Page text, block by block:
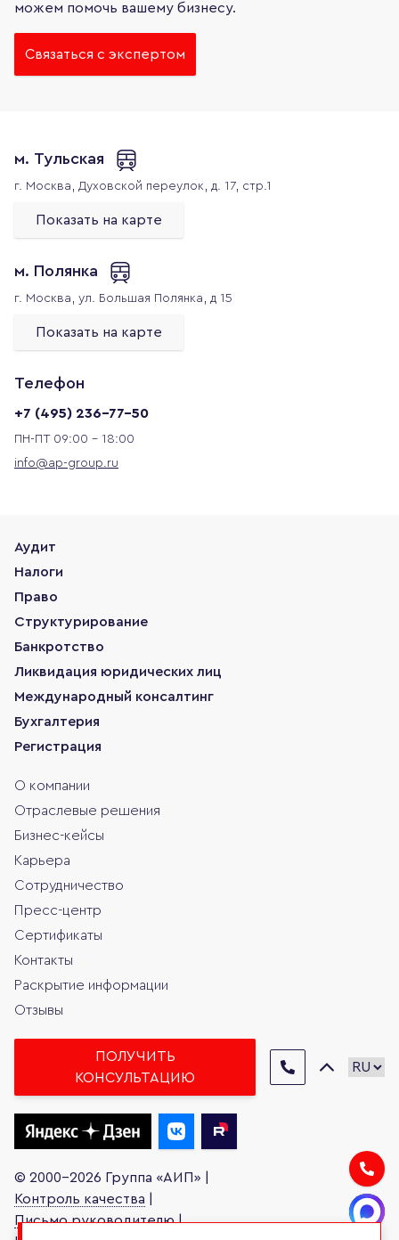
можем помочь вашему бизнесу.
Связаться с экспертом
м. Тульская
г. Москва, Духовской переулок, д. 17, стр.1
Показать на карте
м. Полянка
г. Москва, ул. Большая Полянка, д 15
Показать на карте
Телефон
+7 (495) 236-77-50
ПН-ПТ 09:00 - 18:00
info@ap-group.ru
Аудит
Налоги
Право
Структурирование
Банкротство
Ликвидация юридических лиц
Международный консалтинг
Бухгалтерия
Регистрация
О компании
Отраслевые решения
Бизнес-кейсы
Карьера
Сотрудничество
Пресс-центр
Сертификаты
Контакты
Раскрытие информации
Отзывы
ПОЛУЧИТЬ
КОНСУЛЬТАЦИЮ
© 2000-2026 Группа «АИП» |
Контроль качества
Письмо руководителю|